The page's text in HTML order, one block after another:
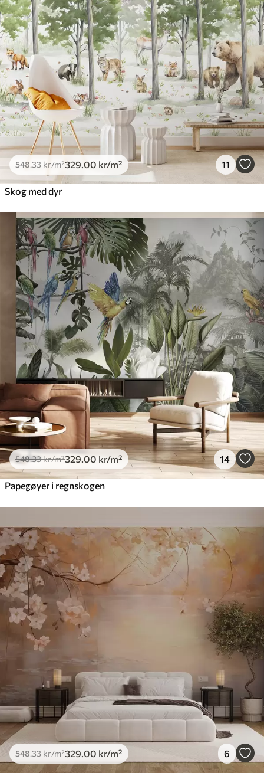
548.33kr/m²329 .00 kr/m² 11
Skog med dyr
548.33kr/m²329 .00 kr/m² 14
Papegøyer i regnskogen
548.33kr/m²329 .00 kr/m² 6